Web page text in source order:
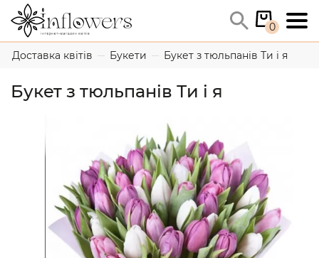
0
Доставка квітів Букети Букет з тюльпанів Ти і я
Букет з тюльпанів Ти і я